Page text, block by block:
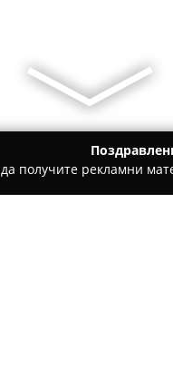
получите рекламни